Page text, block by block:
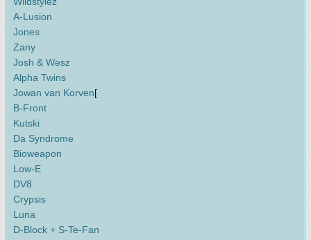
A-Lusion
Jones
Zany
Josh & Wesz
Alpha Twins
Jowan van Korven[
B-Front
Kutski
Da Syndrome
Bioweapon
Low-E
DV8
Crypsis
Luna
D-Block + S-Te-Fan